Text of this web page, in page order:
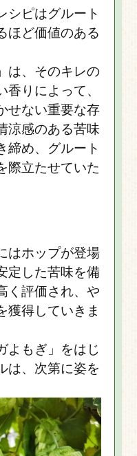
シピはグルート
ほど価値のある
は、そのキレの
りによって、
せない重要な存
涼感のある苦味
締め、グルート
際立たせていた
はホップが登場
定した苦味を備
く評価され、や
獲得していきま
よもぎ」をはじ
は、次第に姿を